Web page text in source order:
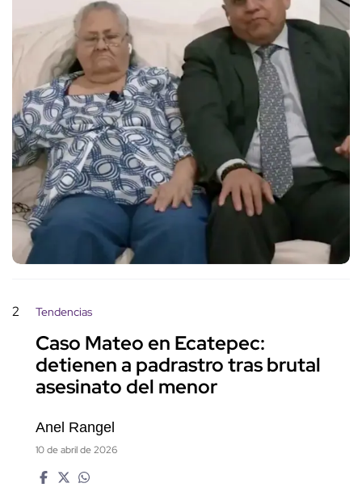
2 Tendencias
Caso Mateo en Ecatepec:
detienen a padrastro tras brutal
asesinato del menor
Anel Rangel
10 de abril de 2026